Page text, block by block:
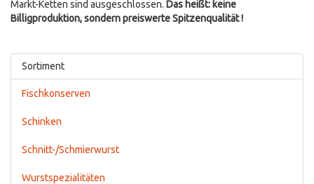
Markt-Ketten sind ausgeschlossen. Das heißt: keine
Billigproduktion, sondern preiswerte Spitzenqualität !
Sortiment
Fischkonserven
Schinken
Schnitt-/Schmierwurst
Wurstspezialitäten